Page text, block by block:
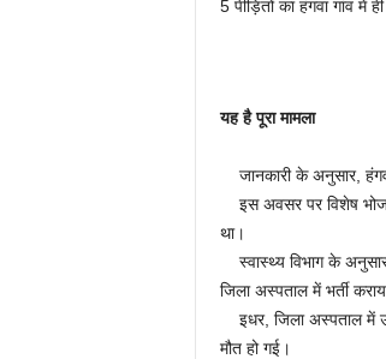
5 पीड़ितों का हंगवा गांव में
यह है पूरा मामला
जानकारी के अनुसार,
इस अवसर पर विशेष भोज
था।
स्वास्थ्य विभाग के
जिला अस्पताल में भर्ती
इधर, जिला अस्पताल में
मौत हो गई।